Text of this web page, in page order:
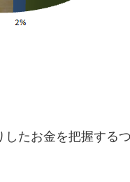
たお金を把握する